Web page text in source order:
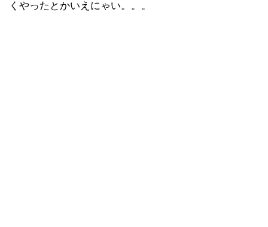
くやったとかいえにゃい。。。